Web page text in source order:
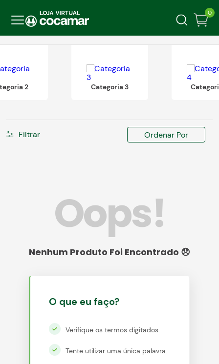
0
2 Categoria 3
Filtrar Ordenar Por
Oops!
O que eu faço?
Verifique os termos digitados.
Tente utilizar uma única palavra.